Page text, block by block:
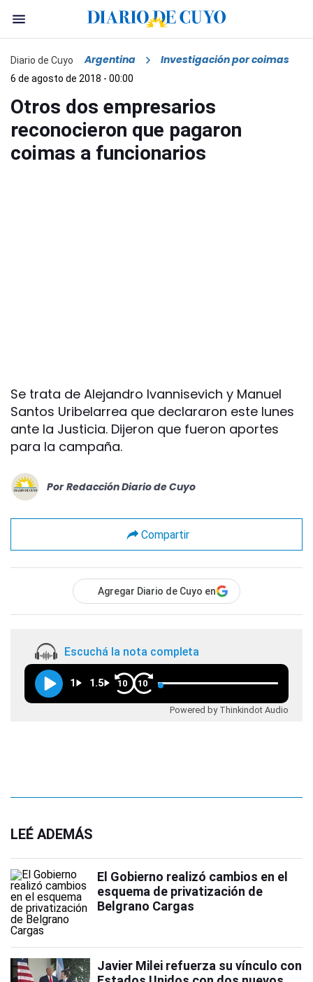
Diario de Cuyo Argentina Investigación por coimas
6 de agosto de 2018 - 00:00
Otros dos empresarios
reconocieron que pagaron
coimas a funcionarios
Se trata de Alejandro Ivannisevich y Manuel
Santos Uribelarrea que declararon este lunes
ante la Justicia. Dijeron que fueron aportes
para la campaña.
Por Redacción Diario de Cuyo
Compartir
Agregar Diario de Cuyo en
Escuchá la nota completa
1 1.5 10 10
Powered by Thinkindot Audio
LEÉ ADEMÁS
El Gobierno realizó cambios en el
esquema de privatización de
Belgrano Cargas
Javier Milei refuerza su vínculo con